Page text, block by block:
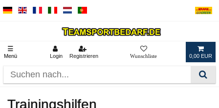
☰
Menü Login Registrieren 0,00 EUR
Trainingshilfen